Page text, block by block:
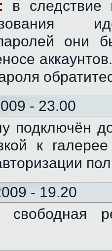
в следствие
они
- 23.00
подключён
к
- 19.20
свободная